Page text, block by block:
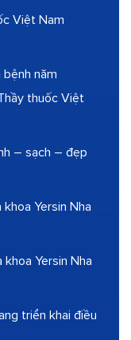
Việt Nam
năm
thuốc Việt
– sạch – đẹp
Yersin Nha
Yersin Nha
triển khai điều